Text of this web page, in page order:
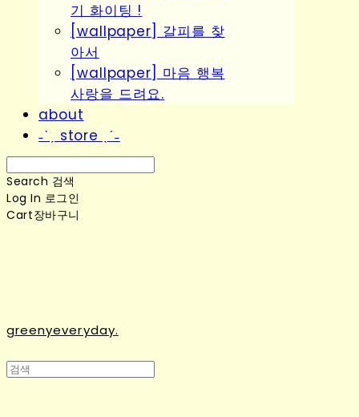
기 화이팅 !
[wallpaper] 갈피를 찾
아서
[wallpaper] 마음 행복
사랑을 드려요.
about
˗ˋˏ store ˎˊ˗
Search 검색
Log In 로그인
Cart장바구니
greenyeveryday.